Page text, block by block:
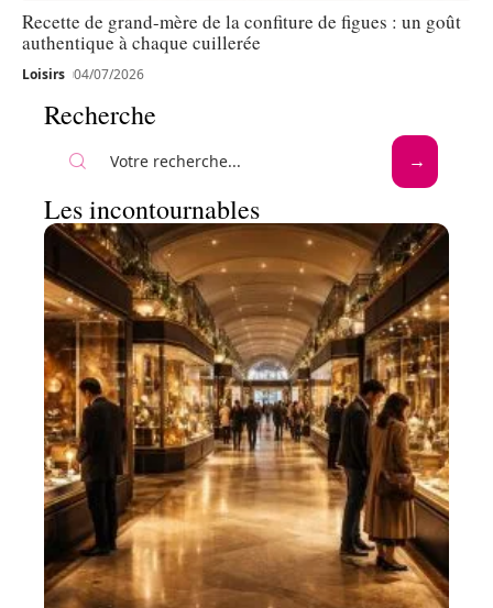
Recette de grand-mère de la confiture de figues : un goût
authentique à chaque cuillerée
Loisirs 04/07/2026
Recherche
Les incontournables